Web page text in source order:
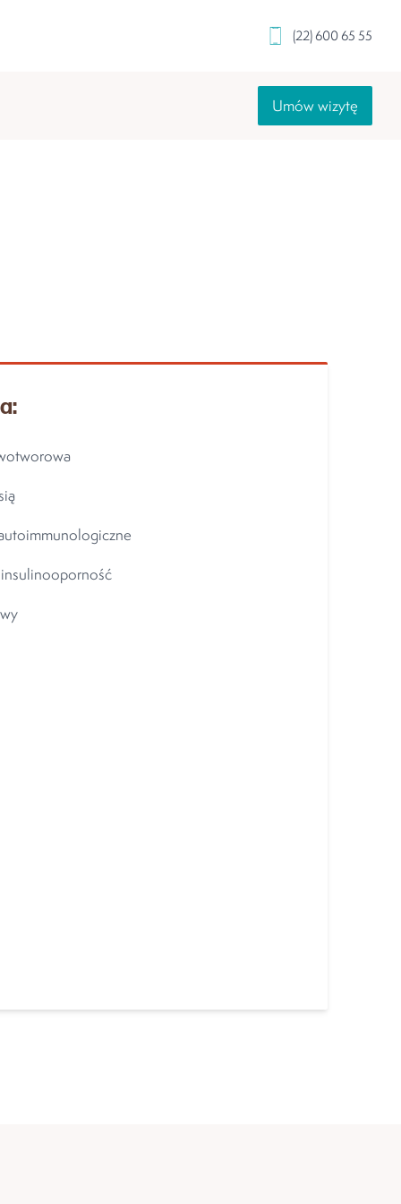
(22) 600 65 55
Umów wizytę